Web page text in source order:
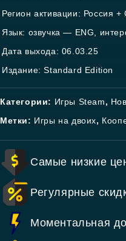
Регион активации: Россия +
Язык: озвучка — ENG,
Дата выхода: 06.03.25
Издание: Standard Edition
Категории: Игры Steam,
Метки: Игры на двоих,
Самые низкие
Регулярные
Моментальная